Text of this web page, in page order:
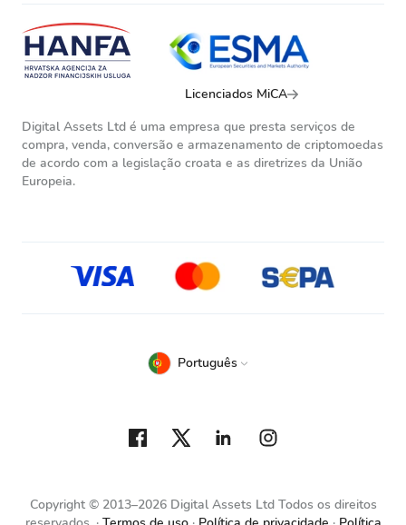
Licenciados MiCA
Digital Assets Ltd é uma empresa que presta serviços de
compra, venda, conversão e armazenamento de criptomoedas
de acordo com a legislação croata e as diretrizes da União
Europeia.
Copyright © 2013–2026 Digital Assets Ltd Todos os direitos
Português